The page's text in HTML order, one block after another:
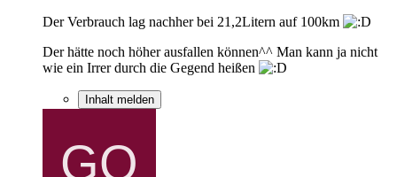
Der Verbrauch lag nachher bei 21,2Litern auf 100km
Der hätte noch höher ausfallen können^^ Man kann ja nicht
wie ein Irrer durch die Gegend heißen
Inhalt melden